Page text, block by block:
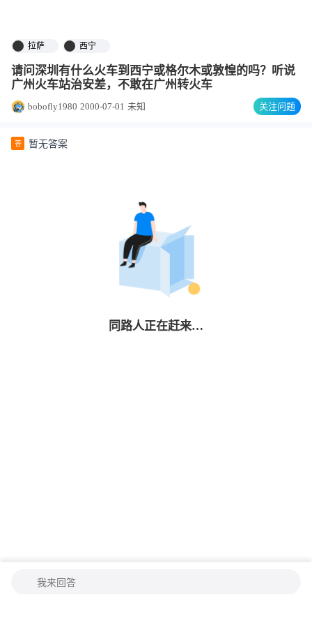
拉萨 西宁
请问深圳有什么火车到西宁或格尔木或敦惶的吗？听说
广州火车站治安差，不敢在广州转火车
bobofly1980 2000-07-01 未知 关注问题
答 暂无答案
同路人正在赶来…